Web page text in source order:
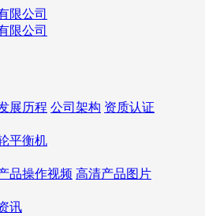
展历程 公司架构 资质认证
平衡机
品操作视频 高清产品图片
讯